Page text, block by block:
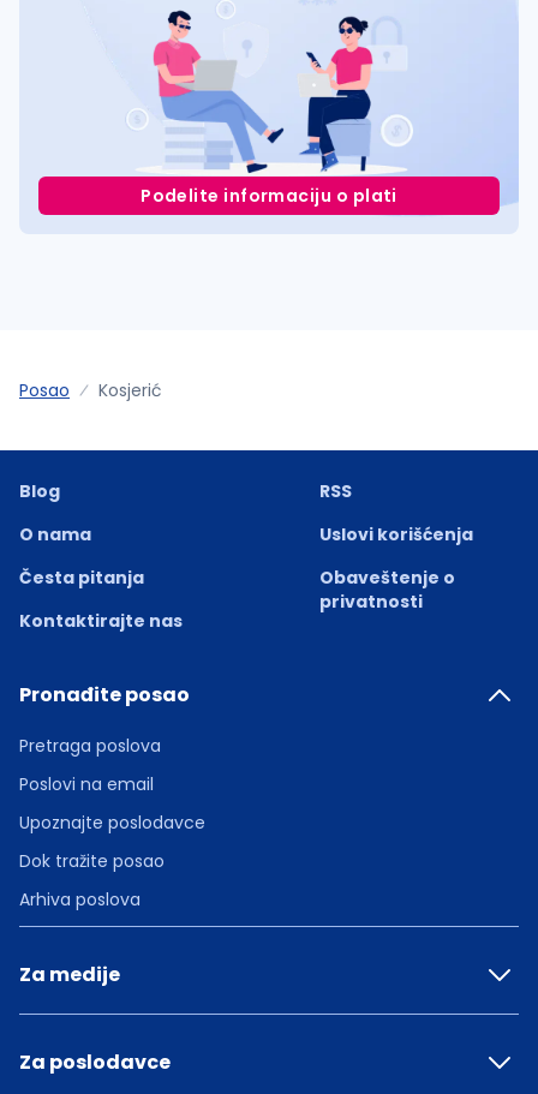
Podelite informaciju o plati
Posao Kosjerić
Blog
O nama
Česta pitanja
Kontaktirajte nas
RSS
Uslovi korišćenja
Obaveštenje o
privatnosti
Pronađite posao
Pretraga poslova
Poslovi na email
Upoznajte poslodavce
Dok tražite posao
Arhiva poslova
Za medije
Za poslodavce